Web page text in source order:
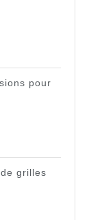
pour
grilles